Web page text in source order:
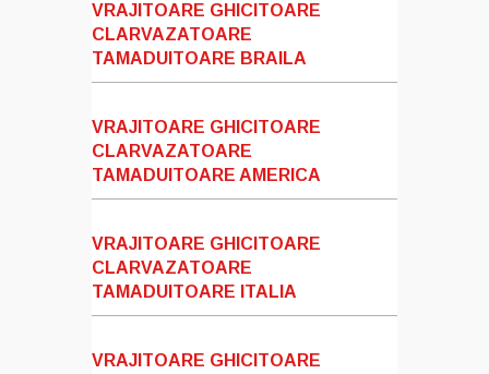
VRAJITOARE GHICITOARE
CLARVAZATOARE
TAMADUITOARE BRAILA
VRAJITOARE GHICITOARE
CLARVAZATOARE
TAMADUITOARE AMERICA
VRAJITOARE GHICITOARE
CLARVAZATOARE
TAMADUITOARE ITALIA
VRAJITOARE GHICITOARE